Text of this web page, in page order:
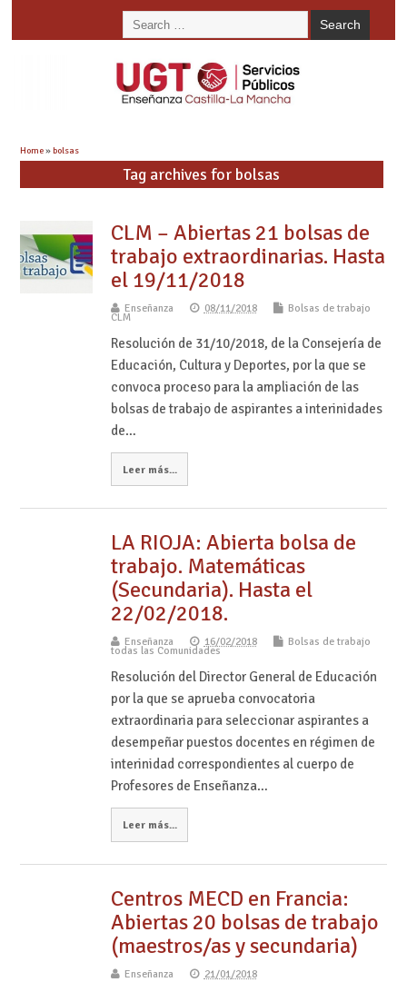
Home»bolsas
Tag archives for bolsas
CLM – Abiertas 21 bolsas de
trabajo extraordinarias. Hasta
el 19/11/2018
Enseñanza 08/11/2018 Bolsas de trabajo
CLM
Resolución de 31/10/2018, de la Consejería de
Educación, Cultura y Deportes, por la que se
convoca proceso para la ampliación de las
bolsas de trabajo de aspirantes a interinidades
de…
Leer más...
LA RIOJA: Abierta bolsa de
trabajo. Matemáticas
(Secundaria). Hasta el
22/02/2018.
Enseñanza 16/02/2018 Bolsas de trabajo
todas las Comunidades
Resolución del Director General de Educación
por la que se aprueba convocatoria
extraordinaria para seleccionar aspirantes a
desempeñar puestos docentes en régimen de
interinidad correspondientes al cuerpo de
Profesores de Enseñanza…
Leer más...
Centros MECD en Francia:
Abiertas 20 bolsas de trabajo
(maestros/as y secundaria)
Enseñanza 21/01/2018